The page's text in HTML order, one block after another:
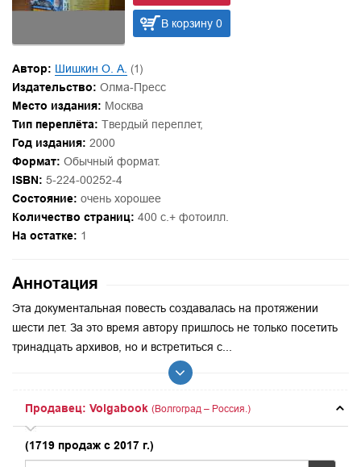
В корзину 0
Автор: Шишкин О. А. (1)
Издательство: Олма-Пресс
Место издания: Москва
Тип переплёта: Твердый переплет,
Год издания: 2000
Формат: Обычный формат.
ISBN: 5-224-00252-4
Состояние: очень хорошее
Количество страниц: 400 с.+ фотоилл.
На остатке: 1
Аннотация
Эта документальная повесть создавалась на протяжении
шести лет. За это время автору пришлось не только посетить
тринадцать архивов, но и встретиться с...
Продавец: Volgabook (Волгоград – Россия.)
(1719 продаж с 2017 г.)